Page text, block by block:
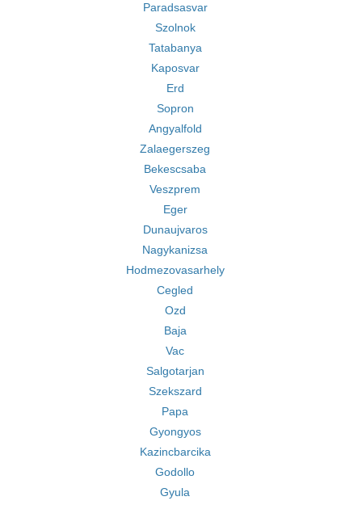
Paradsasvar
Szolnok
Tatabanya
Kaposvar
Erd
Sopron
Angyalfold
Zalaegerszeg
Bekescsaba
Veszprem
Eger
Dunaujvaros
Nagykanizsa
Hodmezovasarhely
Cegled
Ozd
Baja
Vac
Salgotarjan
Szekszard
Papa
Gyongyos
Kazincbarcika
Godollo
Gyula